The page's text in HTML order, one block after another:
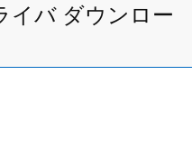
イバ ダウンロー